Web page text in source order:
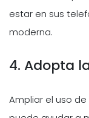
estar en sus
moderna.
4. Adopta
Ampliar el uso